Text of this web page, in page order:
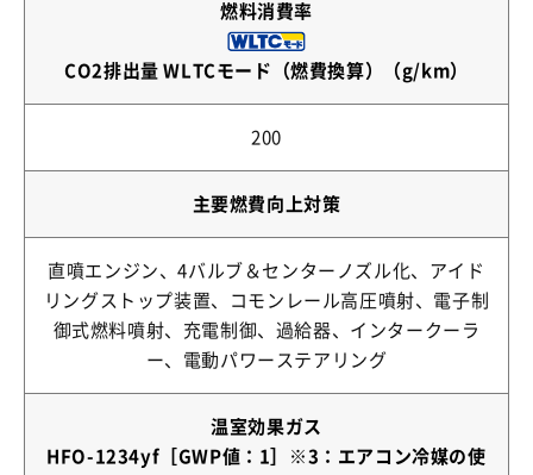
燃料消費率
CO2排出量 WLTCモード（燃費換算）（g/km）
200
主要燃費向上対策
直噴エンジン、4バルブ＆センターノズル化、アイド
リングストップ装置、コモンレール高圧噴射、電子制
御式燃料噴射、充電制御、過給器、インタークーラ
ー、電動パワーステアリング
温室効果ガス
HFO-1234yf［GWP値：1］※3：エアコン冷媒の使